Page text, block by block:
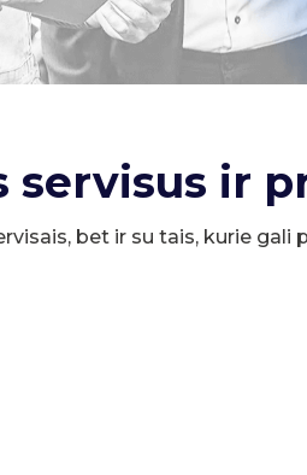
ir
bet ir su tais, kurie